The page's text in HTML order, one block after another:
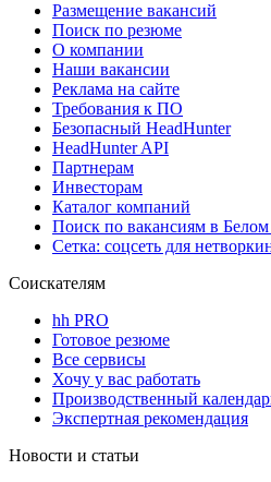
Размещение вакансий
Поиск по резюме
О компании
Наши вакансии
Реклама на сайте
Требования к ПО
Безопасный HeadHunter
HeadHunter API
Партнерам
Инвесторам
Каталог компаний
Поиск по вакансиям в
Сетка: соцсеть для
Соискателям
hh PRO
Готовое резюме
Все сервисы
Хочу у вас работать
Производственный
Экспертная рекомендация
Новости и статьи